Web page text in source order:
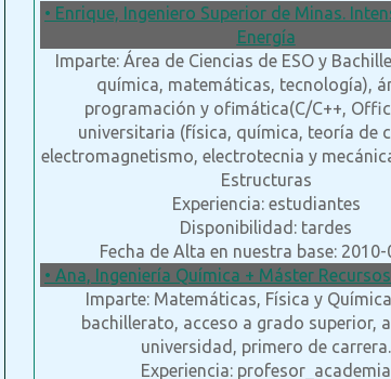
• Enrique, Ingeniero Superior de Minas.
Energía
Imparte: Área de Ciencias de ESO y
química, matemáticas, tecnología),
programación y ofimática(C/C++,
universitaria (física, química, teoría de
electromagnetismo, electrotecnia y
Estructuras
Experiencia: estudiantes
Disponibilidad: tardes
Fecha de Alta en nuestra base:
• Ana, Ingeniería Química + Máster
Imparte: Matemáticas, Física y
bachillerato, acceso a grado superior,
universidad, primero de carrera.
Experiencia: profesor_academia